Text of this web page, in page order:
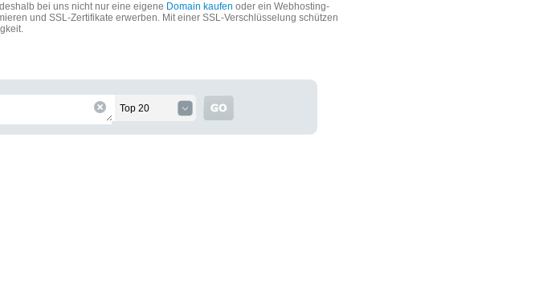
bei uns nicht nur eine eigene Domain kaufen oder ein Webhosting-
und SSL-Zertifikate erwerben. Mit einer SSL-Verschlüsselung schützen
Top 20